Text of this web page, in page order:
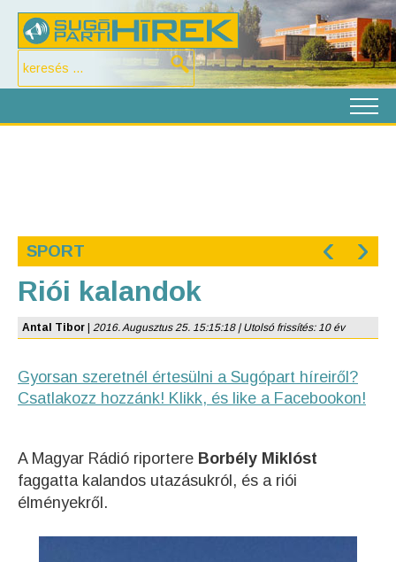
SPORT ‹ ›
Riói kalandok
Antal Tibor 2016. Augusztus 25. 15:15:18 | Utolsó frissítés: 10 év
Gyorsan szeretnél értesülni a Sugópart híreiről?
Csatlakozz hozzánk! Klikk, és like a Facebookon!
A Magyar Rádió riportere Borbély Miklóst
faggatta kalandos utazásukról, és a riói
élményekről.